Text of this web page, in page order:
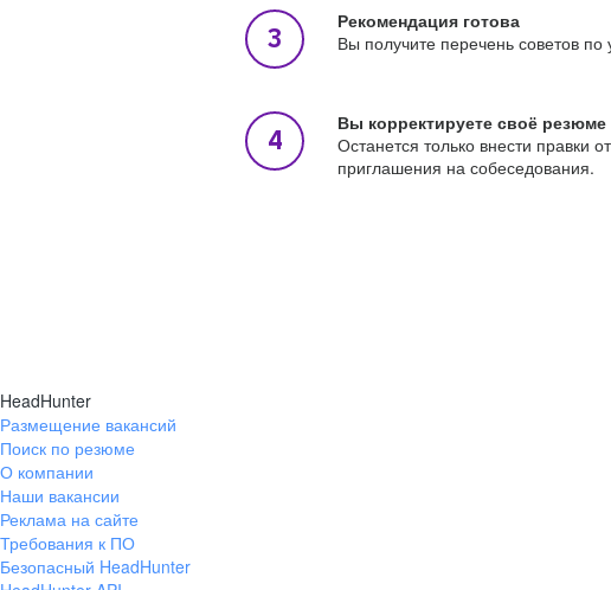
Рекомендация готова
Вы получите перечень советов
Вы корректируете своё резюме
Останется только внести правки
приглашения на собеседования.
HeadHunter
Размещение вакансий
Поиск по резюме
О компании
Наши вакансии
Реклама на сайте
Требования к ПО
Безопасный HeadHunter